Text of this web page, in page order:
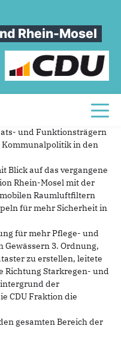
Rhein-Mosel
-
Klausurtagung,
Jens Firmenich,
und Funktionsträgern
Kommunalpolitik in den
Blick auf das vergangene
Rhein-Mosel mit der
Raumluftfiltern
für mehr Sicherheit in
für mehr Pflege- und
3. Ordnung,
zu erstellen, leitete
Richtung Starkregen- und
der
CDU Fraktion die
gesamten Bereich der